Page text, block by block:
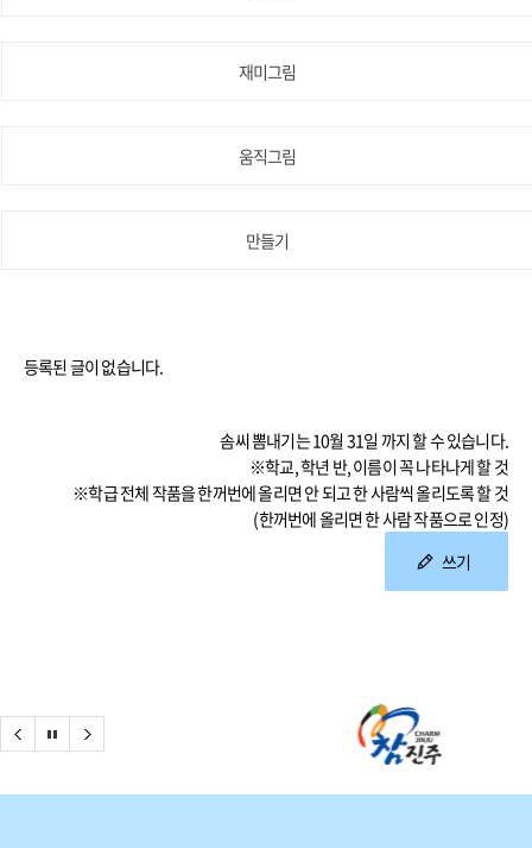
재미그림
움직그림
만들기
등록된 글이 없습니다.
솜씨 뽐내기는 10월 31일 까지 할 수 있습니다.
※학교, 학년 반, 이름이 꼭 나타나게 할 것
※학급 전체 작품을 한꺼번에 올리면 안 되고 한 사람씩 올리도록 할 것
(한꺼번에 올리면 한 사람 작품으로 인정)
쓰기